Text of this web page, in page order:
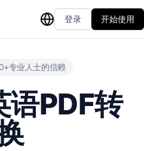
登录 开始使用
专业人士的信赖
语PDF转